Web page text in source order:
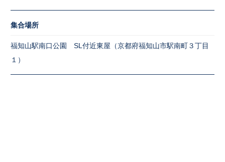
集合場所
福知山駅南口公園 SL付近東屋（京都府福知山市駅南町３丁目
１）